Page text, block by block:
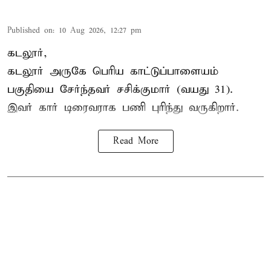
Published on: 10 Aug 2026, 12:27 pm
கடலூர்,
கடலூர் அருகே பெரிய காட்டுப்பாளையம்
பகுதியை சேர்ந்தவர் சசிக்குமார் (வயது 31).
இவர் கார் டிரைவராக பணி புரிந்து வருகிறார்.
Read More